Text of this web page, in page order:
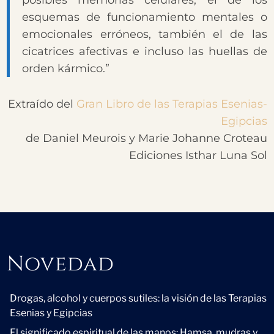
esquemas de funcionamiento mentales o
emocionales erróneos, también el de las
cicatrices afectivas e incluso las huellas de
orden kármico.”
Extraído del Gran Libro de las Terapias Esenias-
Egipcias
de Daniel Meurois y Marie Johanne Croteau
Ediciones Isthar Luna Sol
Novedad
Novedad
Drogas, alcohol y cuerpos sutiles: la visión de las Terapias
Esenias y Egipcias